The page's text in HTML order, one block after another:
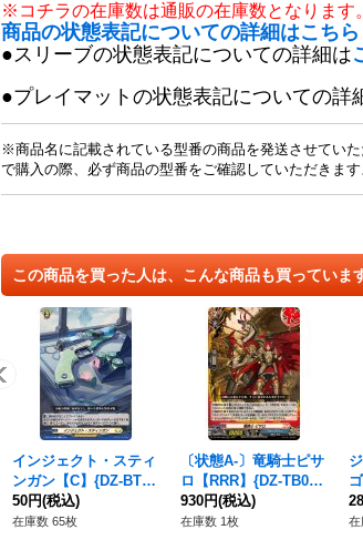
※コチラの在庫数は通販の在庫数となります
商品の状態表記についての詳細はこち
●スリーブの状態表記についての詳細は
●プレイマットの状態表記についての詳
※商品名に記載されている型番の商品を発送させてい
で購入の際、必ず商品の型番をご確認していただきます
この商品を買った人は、こんな商品も買っていま
インジェクト・スティ
ンガン【C】{DZ-BT1
2/098}《ケテルサンク
チュアリ》
50円(税込)
在庫数 65枚
〔状態A-〕竜騎士ピサ
ロ【RRR】{DZ-TB01/
008}《バディファイ
ト》
930円(税込)
在庫数 1枚 在